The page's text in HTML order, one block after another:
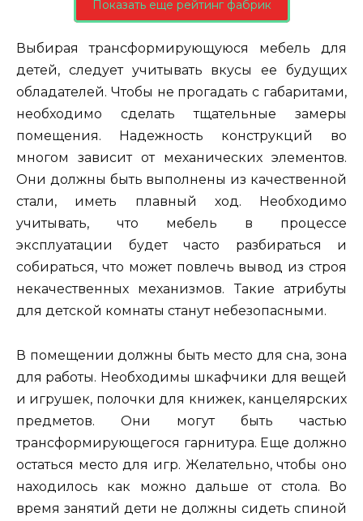
Показать еще рейтинг фабрик
Выбирая трансформирующуюся мебель для
детей, следует учитывать вкусы ее будущих
обладателей. Чтобы не прогадать с габаритами,
необходимо сделать тщательные замеры
помещения. Надежность конструкций во
многом зависит от механических элементов.
Они должны быть выполнены из качественной
стали, иметь плавный ход. Необходимо
учитывать, что мебель в процессе
эксплуатации будет часто разбираться и
собираться, что может повлечь вывод из строя
некачественных механизмов. Такие атрибуты
для детской комнаты станут небезопасными.
В помещении должны быть место для сна, зона
для работы. Необходимы шкафчики для вещей
и игрушек, полочки для книжек, канцелярских
предметов. Они могут быть частью
трансформирующегося гарнитура. Еще должно
остаться место для игр. Желательно, чтобы оно
находилось как можно дальше от стола. Во
время занятий дети не должны сидеть спиной